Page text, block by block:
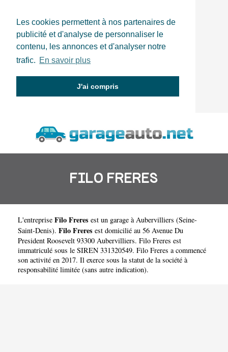
Les cookies permettent à nos partenaires de
publicité et d'analyse de personnaliser le
contenu, les annonces et d'analyser notre
trafic. En savoir plus
J'ai compris
FILO FRERES
L'entreprise Filo Freres est un garage à Aubervilliers (Seine-
Saint-Denis). Filo Freres est domicilié au 56 Avenue Du
President Roosevelt 93300 Aubervilliers. Filo Freres est
immatriculé sous le SIREN 331320549. Filo Freres a commencé
son activité en 2017. Il exerce sous la statut de la société à
responsabilité limitée (sans autre indication).